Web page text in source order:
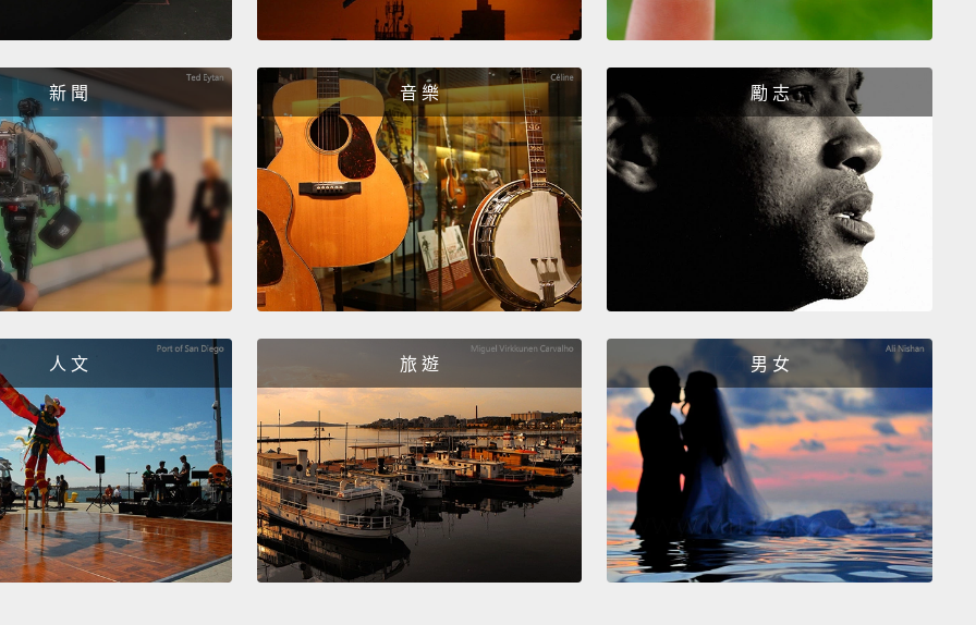
You can create an ice cream sandwich.
One of my favorite
我覺得我對馬卡龍的品味是很有公信力的。還有另一個有名的
產品是，紅絲絨餅乾、水果榖片餅乾。你可以自己搭配成冰淇
淋三明治。我最喜歡的一個口味是泰式奶茶。
Thai Tea is great. I always get the Banana Split.
泰式奶茶很好喝。我都會點香蕉船冰淇淋。
Banana Split? I mean, come on, there's, like, Nutella,
Coffee Toffee, Blood Orange Sorbet, Mint and Chip, Lime
Sorbet, Thai Tea, you name it. And you wanna go for the
Banana Split?
香蕉船冰淇淋？拜託，有 Nutella、咖啡太妃糖、血橙雪酪、
薄荷巧克力、萊姆雪酪、泰式奶茶，你想得到的都有。然後你
想吃香蕉船冰淇淋？
Do you own this place?
新 聞 音 樂 勵 志
人 文 旅 遊 男 女